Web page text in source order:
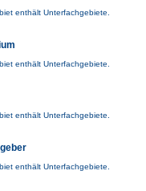
enthält Unterfachgebiete.
enthält Unterfachgebiete.
enthält Unterfachgebiete.
enthält Unterfachgebiete.